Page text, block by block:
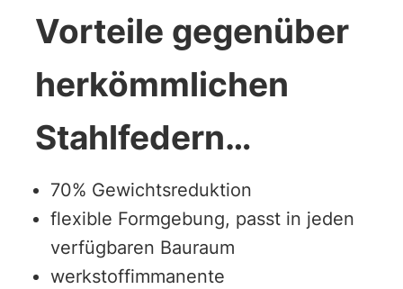
Vorteile gegenüber
herkömmlichen
Stahlfedern…
70% Gewichtsreduktion
flexible Formgebung, passt in jeden
verfügbaren Bauraum
werkstoffimmanente